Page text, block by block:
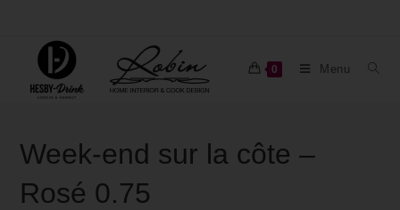
0 Menu
Week-end sur la côte –
Rosé 0.75